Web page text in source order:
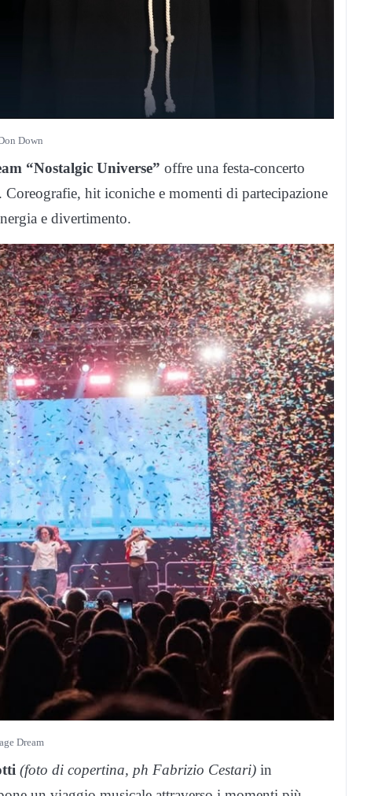
Down
“Nostalgic Universe” offre una festa-concerto
hit iconiche e momenti di partecipazione
e divertimento.
Dream
(foto di copertina, ph Fabrizio Cestari) in